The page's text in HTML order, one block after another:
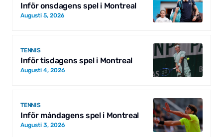
Inför onsdagens spel i Montreal
Augusti 5, 2026
TENNIS
Inför tisdagens spel i Montreal
Augusti 4, 2026
TENNIS
Inför måndagens spel i Montreal
Augusti 3, 2026